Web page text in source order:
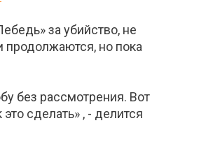
за убийство, не
продолжаются, но пока
без рассмотрения. Вот
сделать» , - делится